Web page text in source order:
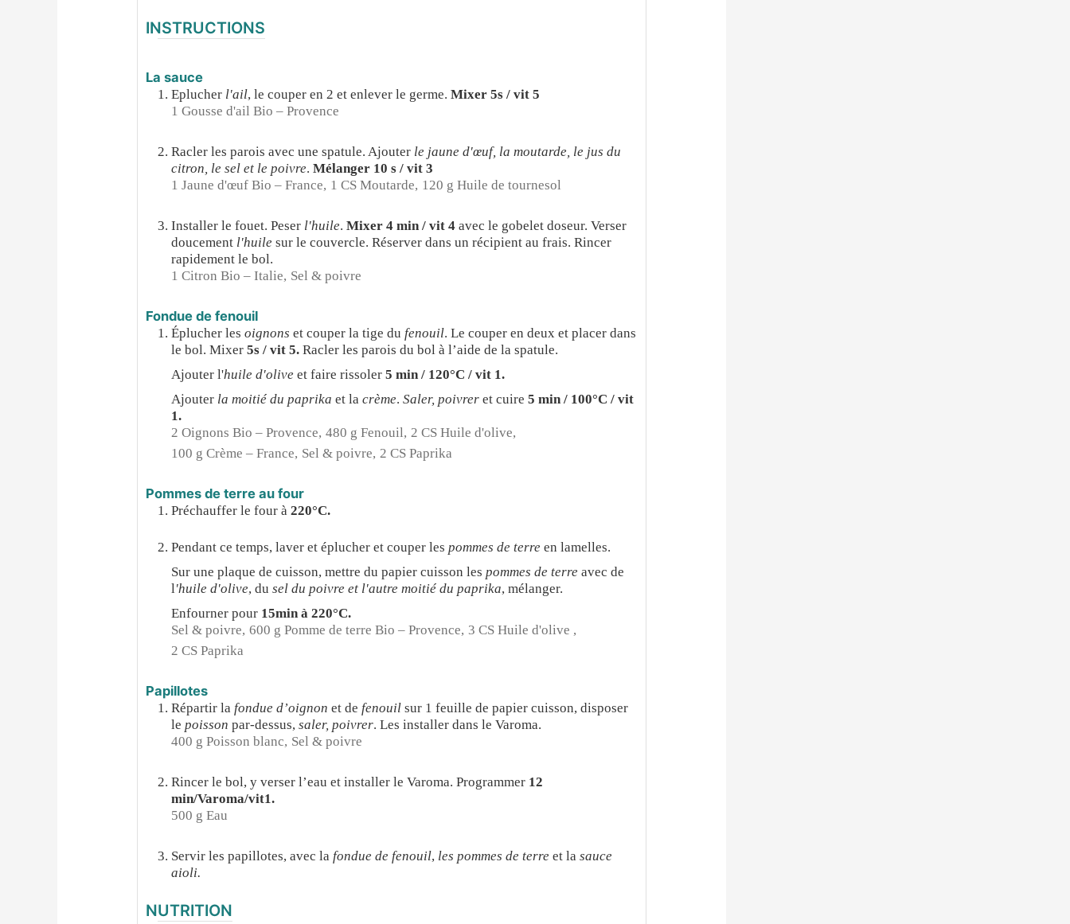
INSTRUCTIONS
La sauce
Eplucher l'ail, le couper en 2 et enlever le germe. Mixer 5s / vit 5
1 Gousse d'ail Bio – Provence
Racler les parois avec une spatule. Ajouter le jaune d'œuf, la moutarde, le jus du
citron, le sel et le poivre.Mélanger 10 s / vit 3
1 Jaune d'œuf Bio – France, 1 CS Moutarde, 120 g Huile de tournesol
Installer le fouet. Peser l'huile.Mixer 4 min / vit 4 avec le gobelet doseur. Verser
doucement l'huilesur le couvercle. Réserver dans un récipient au frais. Rincer
rapidement le bol.
1 Citron Bio – Italie, Sel & poivre
Fondue de fenouil
Éplucher lesoignons et couper la tige du fenouil. Le couper en deux et placer dans
le bol. Mixer 5s / vit 5. Racler les parois du bol à l’aide de la spatule.
Ajouter l'huile d'olive et faire rissoler5 min / 120°C / vit 1.
Ajouter la moitié du paprika et lacrème.Saler, poivreret cuire 5 min / 100°C / vit
1.
2 Oignons Bio – Provence, 480 g Fenouil, 2 CS Huile d'olive,
100 g Crème – France, Sel & poivre, 2 CS Paprika
Pommes de terre au four
Préchauffer le four à220°C.
Pendant ce temps, laver et éplucher et couper lespommes de terreen lamelles.
Sur une plaque de cuisson, mettre du papier cuisson les pommes de terre avec de
l'huile d'olive, dusel du poivre et l'autre moitié du paprika, mélanger.
Enfourner pour 15min à 220°C.
Sel & poivre, 600 g Pomme de terre Bio – Provence, 3 CS Huile d'olive ,
2 CS Paprika
Papillotes
Répartir la fondue d’oignon et de fenouil sur 1 feuille de papier cuisson, disposer
lepoisson par-dessus, saler, poivrer. Les installer dans le Varoma.
400 g Poisson blanc, Sel & poivre
Rincer le bol, y verser l’eau et installer le Varoma. Programmer 12
min/Varoma/vit1.
500 g Eau
Servir les papillotes, avec la fondue de fenouil, les pommes de terre et lasauce
aioli.
NUTRITION